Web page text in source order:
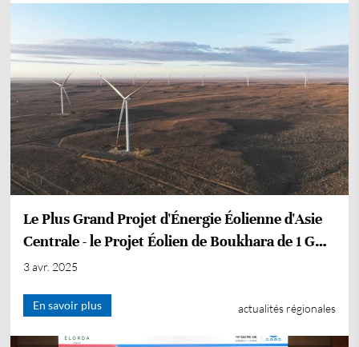
Le Plus Grand Projet d'Énergie Éolienne d'Asie
Centrale - le Projet Éolien de Boukhara de 1 GW
- Lancé en Exploitation
3 avr. 2025
En savoir plus actualités régionales